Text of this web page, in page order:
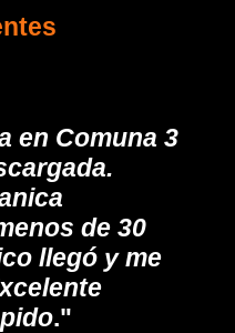
en Comuna 3
de 30
llegó y me
."